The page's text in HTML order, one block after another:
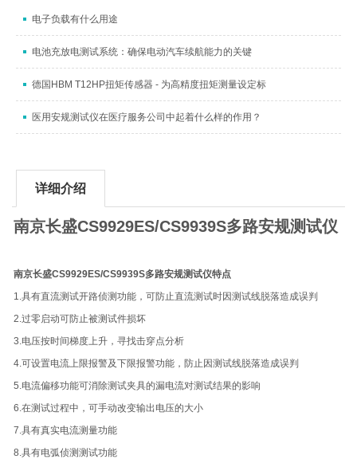
电子负载有什么用途
电池充放电测试系统：确保电动汽车续航能力的关键
德国HBM T12HP扭矩传感器 - 为高精度扭矩测量设定标
医用安规测试仪在医疗服务公司中起着什么样的作用？
详细介绍
南京长盛CS9929ES/CS9939S多路安规测试仪
南京长盛CS9929ES/CS9939S多路安规测试仪特点
1.具有直流测试开路侦测功能，可防止直流测试时因测试线脱落造成误判
2.过零启动可防止被测试件损坏
3.电压按时间梯度上升，寻找击穿点分析
4.可设置电流上限报警及下限报警功能，防止因测试线脱落造成误判
5.电流偏移功能可消除测试夹具的漏电流对测试结果的影响
6.在测试过程中，可手动改变输出电压的大小
7.具有真实电流测量功能
8.具有电弧侦测测试功能